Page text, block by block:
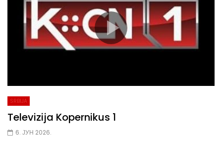
SRBIJA
Televizija Kopernikus 1
6. ЈУН 2026.